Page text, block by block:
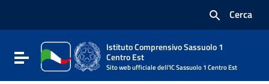
Vai al footer
Cerca
Attiva / disattiva la navigazione
Istituto Comprensivo Sassuolo 1
Centro Est
Sito web ufficiale dell'IC Sassuolo 1 Centro Est